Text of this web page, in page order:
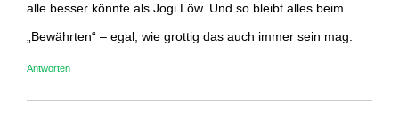
alle besser könnte als Jogi Löw. Und so bleibt alles beim
„Bewährten“ – egal, wie grottig das auch immer sein mag.
Antworten